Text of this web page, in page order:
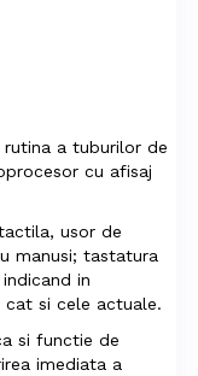
a tuburilor de
cu afisaj
usor de
manusi; tastatura
in
si cele actuale.
si functie de
imediata a